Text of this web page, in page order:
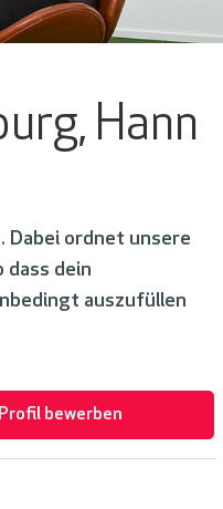
Hann
Dabei ordnet unsere
dass dein
auszufüllen
bewerben